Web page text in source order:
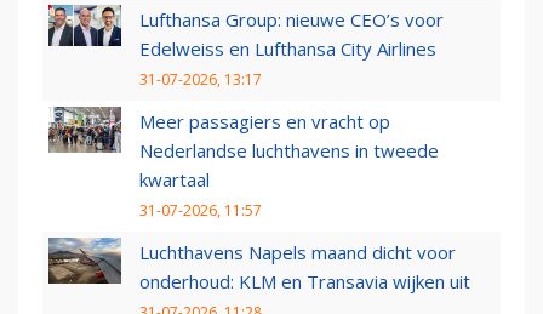
Lufthansa Group: nieuwe CEO’s voor
Edelweiss en Lufthansa City Airlines
31-07-2026, 13:17
Meer passagiers en vracht op
Nederlandse luchthavens in tweede
kwartaal
31-07-2026, 11:57
Luchthavens Napels maand dicht voor
onderhoud: KLM en Transavia wijken uit